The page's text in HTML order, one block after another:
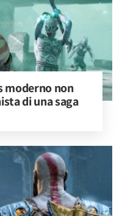
moderno non
di una saga